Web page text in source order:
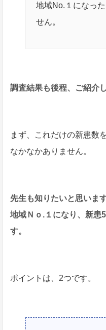
地域No.１になっ
せん。
調査結果も後程、ご紹介
まず、これだけの新患数
なかなかありません。
先生も知りたいと思いま
地域Ｎｏ.１になり、 新患
す。
ポイントは、2つです。